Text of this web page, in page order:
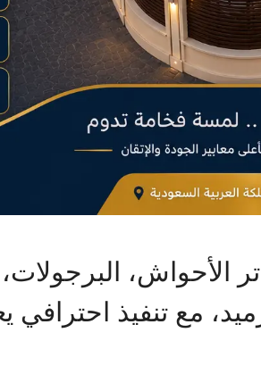
الأحواش،
مع تنفيذ